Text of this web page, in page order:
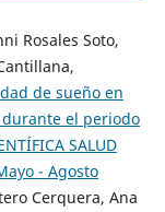
Rosales Soto,
de sueño en
el periodo
SALUD
- Agosto
Cerquera, Ana